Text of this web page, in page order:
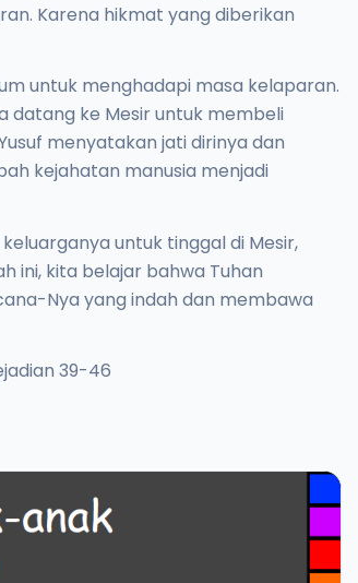
Karena hikmat yang diberikan
untuk menghadapi masa kelaparan.
datang ke Mesir untuk membeli
menyatakan jati dirinya dan
kejahatan manusia menjadi
untuk tinggal di Mesir,
ini, kita belajar bahwa Tuhan
Nya yang indah dan membawa
39-46